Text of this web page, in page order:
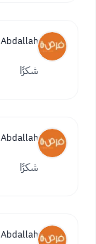
Abdallah
شكرًا
Abdallah
شكرًا
Abdallah